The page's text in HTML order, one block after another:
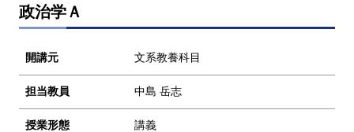
政治学Ａ
開講元 文系教養科目
担当教員 中島 岳志
授業形態 講義